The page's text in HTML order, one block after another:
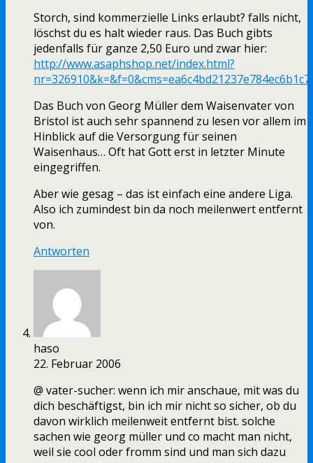
Storch, sind kommerzielle Links erlaubt? falls nicht,
löschst du es halt wieder raus. Das Buch gibts
jedenfalls für ganze 2,50 Euro und zwar hier:
http://www.asaphshop.net/index.html?
Das Buch von Georg Müller dem Waisenvater von
Bristol ist auch sehr spannend zu lesen vor allem im
Hinblick auf die Versorgung für seinen
Waisenhaus… Oft hat Gott erst in letzter Minute
eingegriffen.
Aber wie gesag – das ist einfach eine andere Liga.
Also ich zumindest bin da noch meilenwert entfernt
von.
Antworten
haso
22. Februar 2006
@ vater-sucher: wenn ich mir anschaue, mit was du
dich beschäftigst, bin ich mir nicht so sicher, ob du
davon wirklich meilenweit entfernt bist. solche
sachen wie georg müller und co macht man nicht,
weil sie cool oder fromm sind und man sich dazu